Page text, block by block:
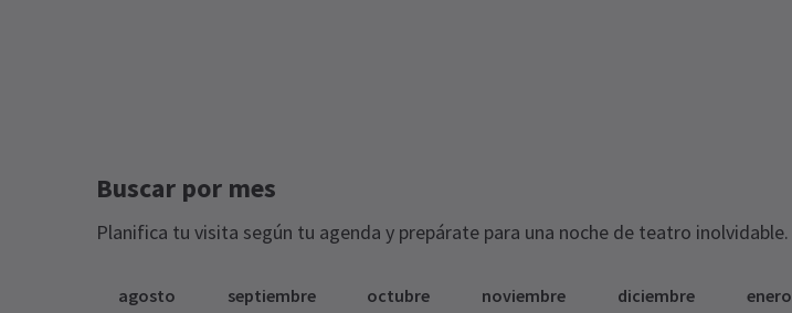
Buscar por mes
Planifica tu visita según tu agenda y prepárate para una noche de teatro inolvidable.
agosto septiembre octubre noviembre diciembre enero